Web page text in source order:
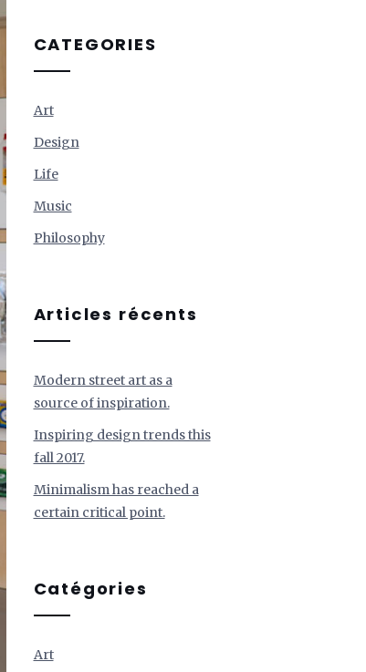
CATEGORIES
Art
Design
Life
Music
Philosophy
Articles récents
Modern street art as a
source of inspiration.
Inspiring design trends this
fall 2017.
Minimalism has reached a
certain critical point.
Catégories
Art